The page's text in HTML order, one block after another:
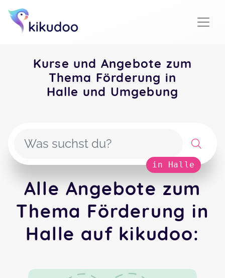
Kurse und Angebote zum
Thema Förderung in
Halle und Umgebung
in Halle
Alle Angebote zum
Thema Förderung in
Halle auf kikudoo: